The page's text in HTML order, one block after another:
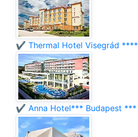
✔️ Thermal Hotel Visegrád ****
✔️ Anna Hotel*** Budapest ***